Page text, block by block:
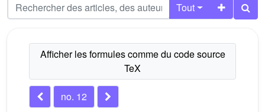
Tout
no. 12